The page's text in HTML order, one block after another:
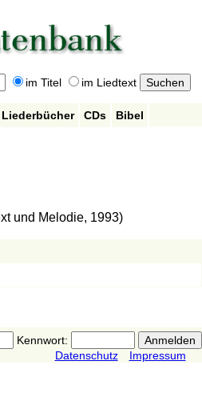
im Titel im Liedtext
Liederbücher CDs
Bibel
und Melodie, 1993)
Kennwort:
Datenschutz
Impressum